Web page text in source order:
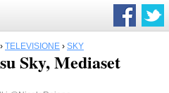
› TELEVISIONE › SKY
Sky, Mediaset